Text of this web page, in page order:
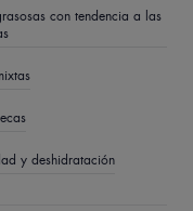
con tendencia a las
y deshidratación